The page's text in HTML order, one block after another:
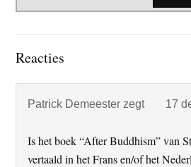
Lees
Reacties
Patrick Demeester zegt
17
Is het boek “After Buddhism” van
vertaald in het Frans en/of het